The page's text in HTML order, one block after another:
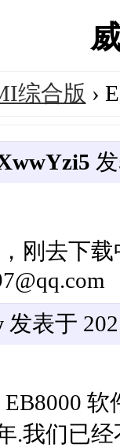
综合版 ›
刚去下
发表于
.我们已